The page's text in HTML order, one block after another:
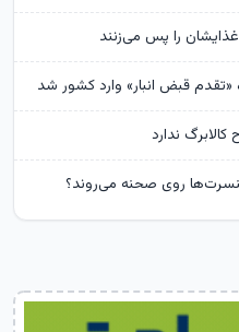
غذایشان را پس می‌زنند
ندارد
کنسرت‌ها روی صحنه می‌روند؟